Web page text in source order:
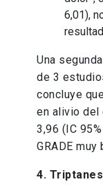
6,01),
Una
de 3
concluye
en alivio del
3,96 (IC
GRADE muy
4.